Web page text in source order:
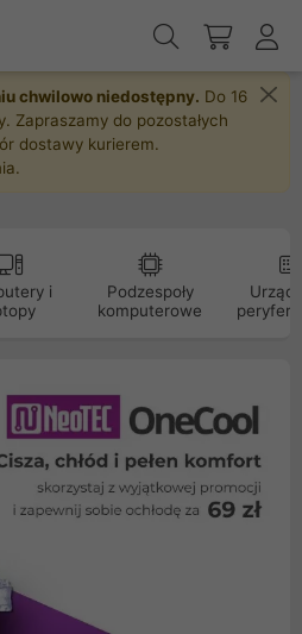
chwilowo niedostępny. Do 16
Zapraszamy do pozostałych
dostawy kurierem.
i
Podzespoły
komputerowe